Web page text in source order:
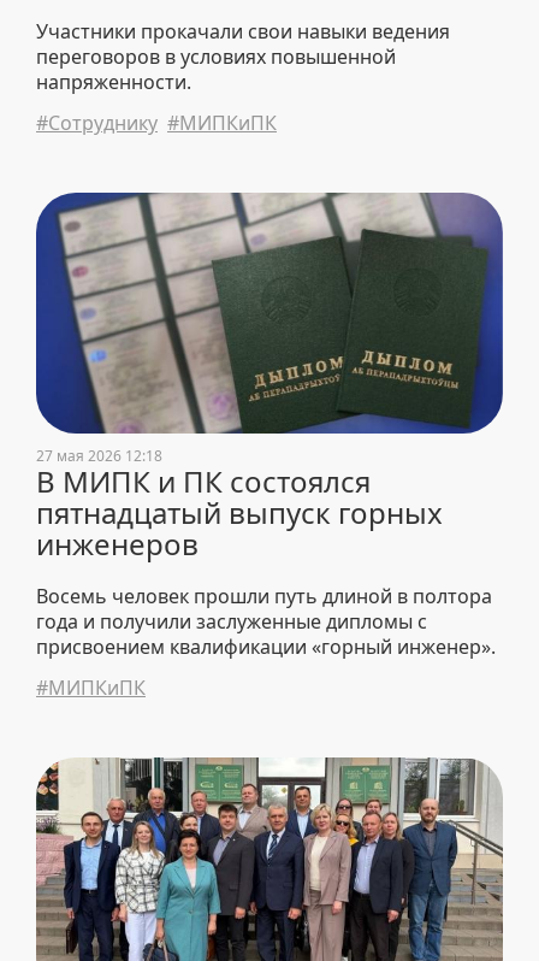
Участники прокачали свои навыки ведения
переговоров в условиях повышенной
напряженности.
#Сотруднику #МИПКиПК
27 мая 2026 12:18
В МИПК и ПК состоялся
пятнадцатый выпуск горных
инженеров
Восемь человек прошли путь длиной в полтора
года и получили заслуженные дипломы с
присвоением квалификации «горный инженер».
#МИПКиПК